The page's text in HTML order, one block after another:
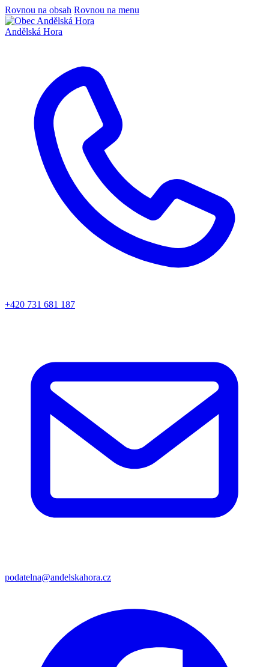
Rovnou na obsah Rovnou na menu
Andělská Hora
+420 731 681 187
podatelna@andelskahora.cz